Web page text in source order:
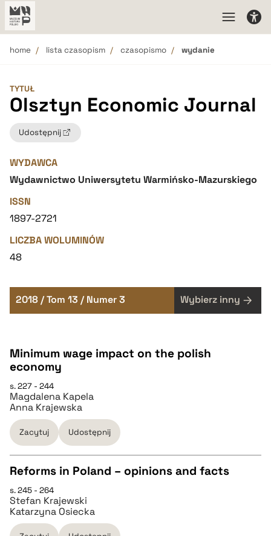
home lista czasopism czasopismo wydanie
TYTUŁ
Olsztyn Economic Journal
Udostępnij
WYDAWCA
Wydawnictwo Uniwersytetu Warmińsko-Mazurskiego
ISSN
1897-2721
LICZBA WOLUMINÓW
48
2018 / Tom 13 / Numer 3 Wybierz inny
Minimum wage impact on the polish
economy
s. 227 - 244
Magdalena Kapela
Anna Krajewska
Zacytuj Udostępnij
CZYSTY TEKST
pobierz cytat
Reforms in Poland – opinions and facts
s. 245 - 264
Stefan Krajewski
Katarzyna Osiecka